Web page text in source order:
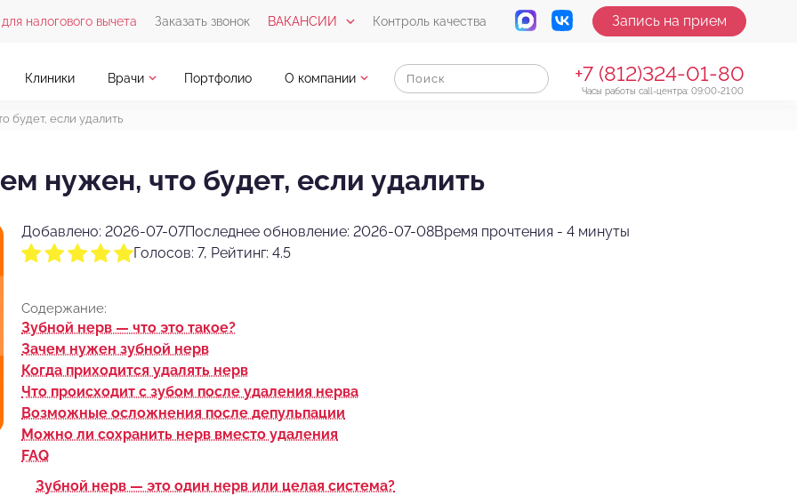
налогового вычета Заказать звонок ВАКАНСИИ Контроль качества Запись на прием
Клиники Врачи Портфолио О компании +7 (812)324-01-80
Часы работы call-центра: 09:00-21:00
будет, если удалить
нужен, что будет, если удалить
Добавлено: 2026-07-07Последнее обновление: 2026-07-08Время прочтения - 4 минуты
Голосов: 7, Рейтинг: 4.5
Содержание:
Зубной нерв — что это такое?
Зачем нужен зубной нерв
Когда приходится удалять нерв
Что происходит с зубом после удаления нерва
Возможные осложнения после депульпации
Можно ли сохранить нерв вместо удаления
FAQ
Зубной нерв — это один нерв или целая система?